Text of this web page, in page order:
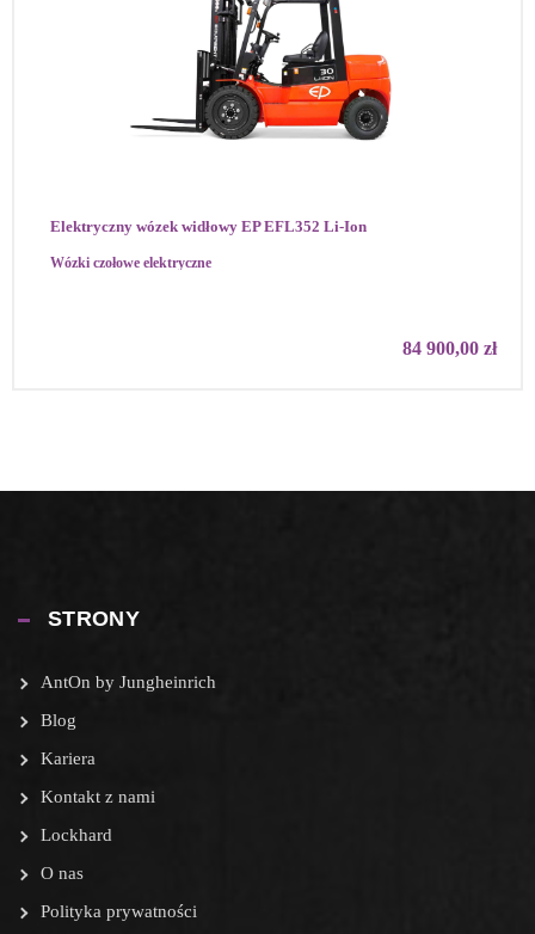
Elektryczny wózek widłowy EP EFL352 Li-Ion
Wózki czołowe elektryczne
84 900,00 zł
STRONY
AntOn by Jungheinrich
Blog
Kariera
Kontakt z nami
Lockhard
O nas
Polityka prywatności